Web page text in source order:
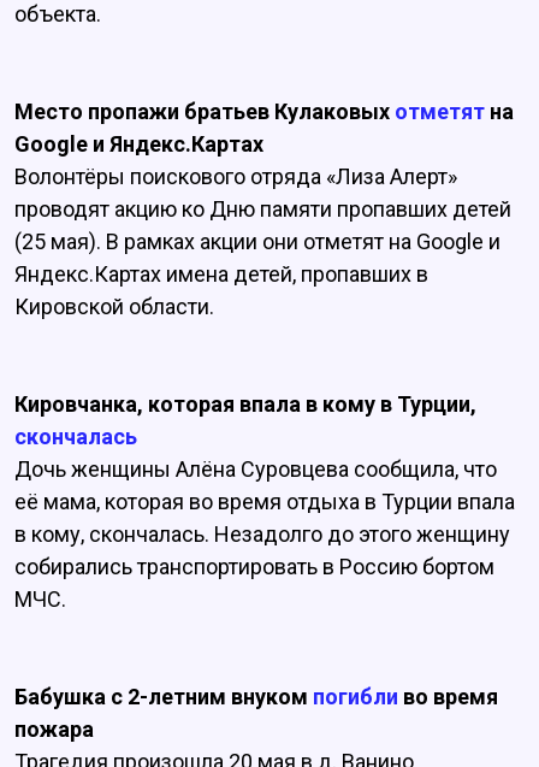
объекта.
Место пропажи братьев Кулаковых отметят на
Google и Яндекс.Картах
Волонтёры поискового отряда «Лиза Алерт»
проводят акцию ко Дню памяти пропавших детей
(25 мая). В рамках акции они отметят на Google и
Яндекс.Картах имена детей, пропавших в
Кировской области.
Кировчанка, которая впала в кому в Турции,
скончалась
Дочь женщины Алёна Суровцева сообщила, что
её мама, которая во время отдыха в Турции впала
в кому, скончалась. Незадолго до этого женщину
собирались транспортировать в Россию бортом
МЧС.
Бабушка с 2-летним внуком погибли во время
пожара